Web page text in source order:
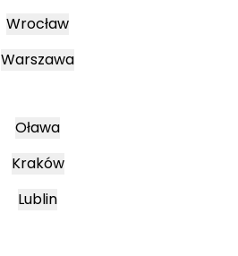
Wrocław
Warszawa
Oława
Kraków
Lublin